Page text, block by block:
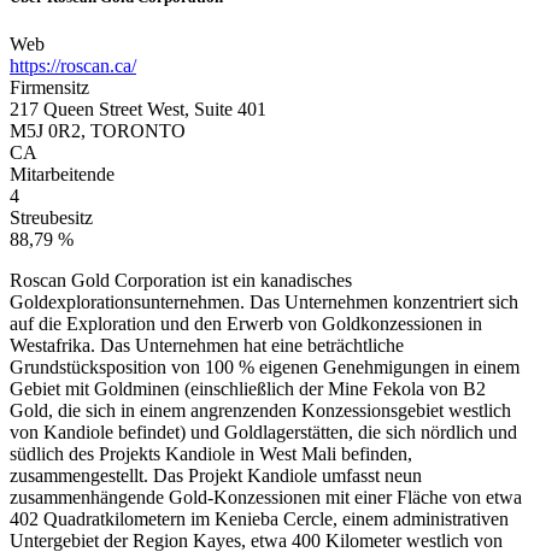
Web
https://roscan.ca/
Firmensitz
217 Queen Street West, Suite 401
M5J 0R2, TORONTO
CA
Mitarbeitende
4
Streubesitz
88,79 %
Roscan Gold Corporation ist ein kanadisches
Goldexplorationsunternehmen. Das Unternehmen konzentriert sich
auf die Exploration und den Erwerb von Goldkonzessionen in
Westafrika. Das Unternehmen hat eine beträchtliche
Grundstücksposition von 100 % eigenen Genehmigungen in einem
Gebiet mit Goldminen (einschließlich der Mine Fekola von B2
Gold, die sich in einem angrenzenden Konzessionsgebiet westlich
von Kandiole befindet) und Goldlagerstätten, die sich nördlich und
südlich des Projekts Kandiole in West Mali befinden,
zusammengestellt. Das Projekt Kandiole umfasst neun
zusammenhängende Gold-Konzessionen mit einer Fläche von etwa
402 Quadratkilometern im Kenieba Cercle, einem administrativen
Untergebiet der Region Kayes, etwa 400 Kilometer westlich von